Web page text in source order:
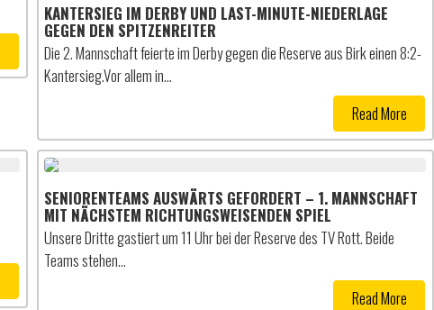
KANTERSIEG IM DERBY UND LAST-MINUTE-NIEDERLAGE
GEGEN DEN SPITZENREITER
Die 2. Mannschaft feierte im Derby gegen die Reserve aus Birk einen 8:2-
Kantersieg.Vor allem in…
Read More
SENIORENTEAMS AUSWÄRTS GEFORDERT – 1. MANNSCHAFT
MIT NÄCHSTEM RICHTUNGSWEISENDEN SPIEL
Unsere Dritte gastiert um 11 Uhr bei der Reserve des TV Rott. Beide
Teams stehen…
Read More